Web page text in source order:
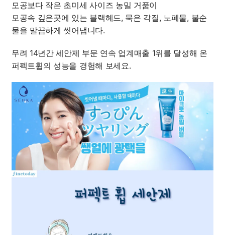
모공보다 작은 초미세 사이즈 농밀 거품이
모공속 깊은곳에 있는 블랙헤드, 묵은 각질, 노폐물, 불순
물을 말끔하게 씻어냅니다.
무려 14년간 세안제 부문 연속 업계매출 1위를 달성해 온
퍼펙트휩의 성능을 경험해 보세요.